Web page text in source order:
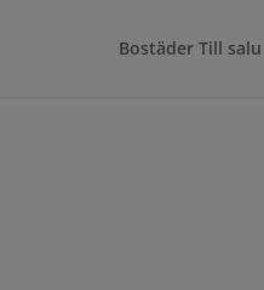
Bostäder Till salu